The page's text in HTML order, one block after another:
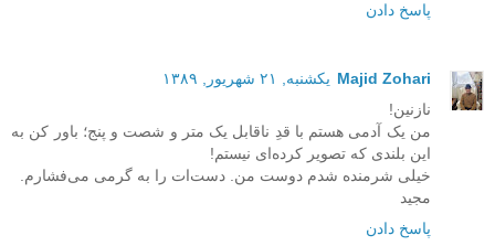
پاسخ دادن
Majid Zohari یکشنبه, ۲۱ شهریور, ۱۳۸۹
نازنین!
من یک آدمی هستم با قدِ ناقابل یک متر و شصت و پنج؛ باور کن به
این بلندی که تصویر کرده‌ای نیستم!
خیلی شرمنده شدم دوست من. دست‌ات را به گرمی می‌فشارم.
مجید
پاسخ دادن